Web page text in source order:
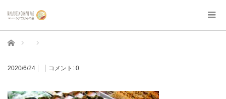
ホーム
2020/6/24 コメント: 0